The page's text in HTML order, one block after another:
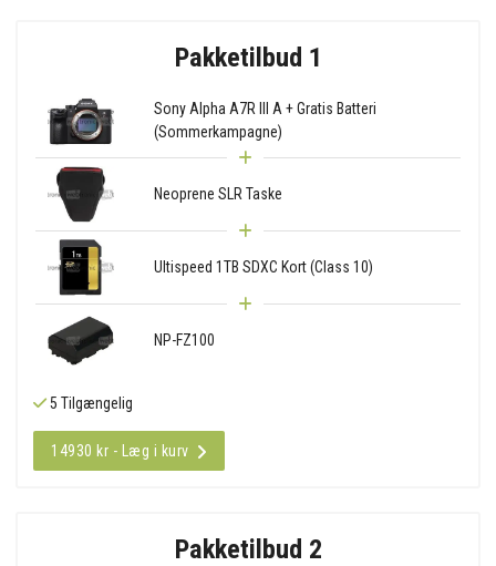
Pakketilbud 1
Sony Alpha A7R III A + Gratis Batteri
(Sommerkampagne)
Neoprene SLR Taske
Ultispeed 1TB SDXC Kort (Class 10)
NP-FZ100
5 Tilgængelig
14930 kr - Læg i kurv
Pakketilbud 2